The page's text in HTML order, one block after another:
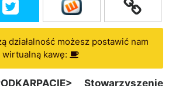
działalność możesz postawić nam
wirtualną kawę:
Stowarzyszenie